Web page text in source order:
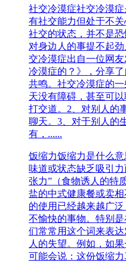
社交冷漠症社交冷漠
有社交能力但处于不
社交的状态，并不是
对身边人的事提不起
交冷漠症出自一位网
冷漠症的？》，分享
共鸣。社交冷漠症的
天没有障碍，甚至可
打交道。2、对别人的
聊天。3、对于别人的
有，......
饭缩力饭缩力是什么意
味道或状态缺乏吸引
张力”（食物诱人的特
盐的中式健康餐或卖
的使用已经越来越广
不愉快的事物。特别
们常常用这个词来表
人的失望。例如，如
可能会说：这份饭缩